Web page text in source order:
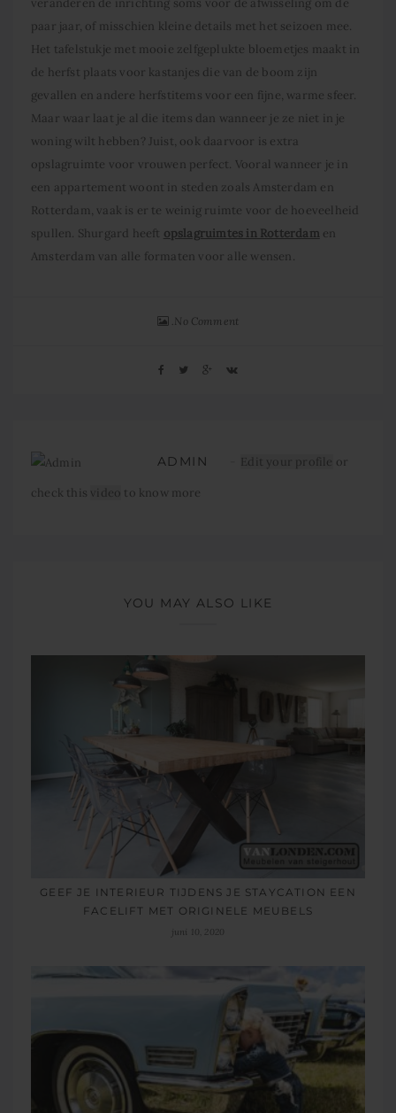
veranderen de inrichting soms voor de afwisseling om de
paar jaar, of misschien kleine details met het seizoen mee.
Het tafelstukje met mooie zelfgeplukte bloemetjes maakt in
de herfst plaats voor kastanjes die van de boom zijn
gevallen en andere herfstitems voor een fijne, warme sfeer.
Maar waar laat je al die items dan wanneer je ze niet in je
woning wilt hebben? Juist, ook daarvoor is extra
opslagruimte voor vrouwen perfect. Vooral wanneer je in
een appartement woont in steden zoals Amsterdam en
Rotterdam, vaak is er te weinig ruimte voor de hoeveelheid
spullen. Shurgard heeft opslagruimtes in Rotterdam en
Amsterdam van alle formaten voor alle wensen.
No Comment
ADMIN Edit your profile or
check this video to know more
YOU MAY ALSO LIKE
GEEF JE INTERIEUR TIJDENS JE STAYCATION EEN
FACELIFT MET ORIGINELE MEUBELS
juni 10, 2020